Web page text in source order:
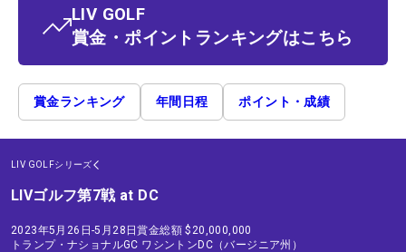
LIV GOLF
賞金・ポイントランキングはこちら
賞金ランキング 年間日程 ポイント・成績
LIV GOLFシリーズ
LIVゴルフ第7戦 at DC
2023年5月26日-5月28日賞金総額 $20,000,000
トランプ・ナショナルGC ワシントンDC（バージニア州）